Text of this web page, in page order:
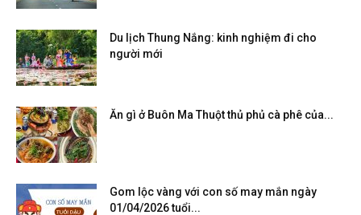
Du lịch Thung Nắng: kinh nghiệm đi cho
người mới
Ăn gì ở Buôn Ma Thuột thủ phủ cà phê của...
Gom lộc vàng với con số may mắn ngày
01/04/2026 tuổi...